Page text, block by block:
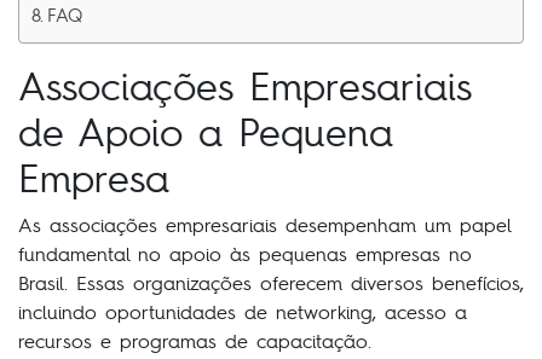
FAQ
Associações Empresariais
de Apoio a Pequena
Empresa
As associações empresariais desempenham um papel
fundamental no apoio às pequenas empresas no
Brasil. Essas organizações oferecem diversos benefícios,
incluindo oportunidades de networking, acesso a
recursos e programas de capacitação.